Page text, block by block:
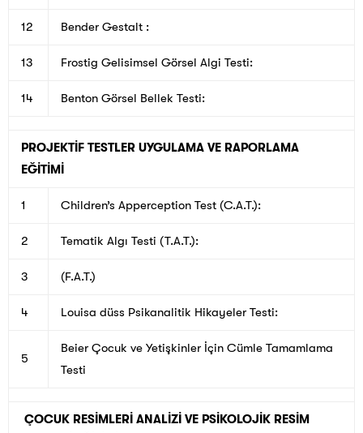
12 Bender Gestalt :
13 Frostig Gelisimsel Görsel Algi Testi:
14 Benton Görsel Bellek Testi:
PROJEKTİF TESTLER UYGULAMA VE RAPORLAMA
EĞİTİMİ
1 Children’s Apperception Test (C.A.T.):
2 Tematik Algı Testi (T.A.T.):
3 (F.A.T.)
4 Louisa düss Psikanalitik Hikayeler Testi:
5
Beier Çocuk ve Yetişkinler İçin Cümle Tamamlama
Testi
ÇOCUK RESİMLERİ ANALİZİ VE PSİKOLOJİK RESİM